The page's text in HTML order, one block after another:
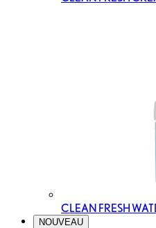
CLEAN FRESH
NOUVEAU